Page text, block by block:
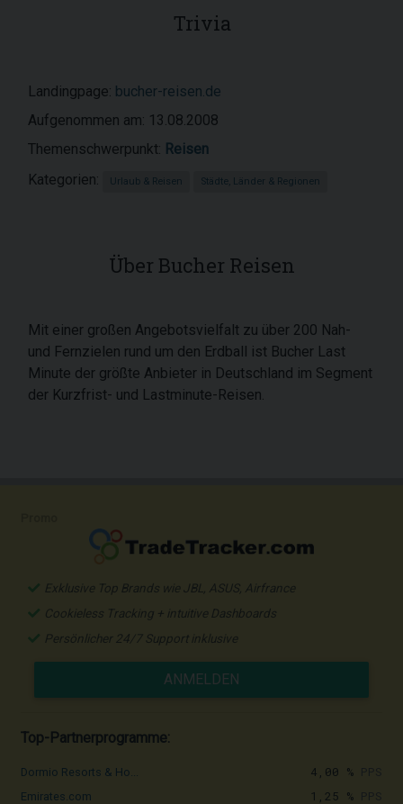
Trivia
Landingpage: bucher-reisen.de
Aufgenommen am: 13.08.2008
Themenschwerpunkt: Reisen
Kategorien:
Urlaub & Reisen Städte, Länder & Regionen
Über Bucher Reisen
Mit einer großen Angebotsvielfalt zu über 200 Nah-
und Fernzielen rund um den Erdball ist Bucher Last
Minute der größte Anbieter in Deutschland im Segment
der Kurzfrist- und Lastminute-Reisen.
Exklusive Top Brands wie JBL, ASUS, Airfrance
Cookieless Tracking + intuitive Dashboards
Persönlicher 24/7 Support inklusive
ANMELDEN
Top-Partnerprogramme:
Dormio Resorts & Ho... 4,00 %
Emirates.com 1,25 %